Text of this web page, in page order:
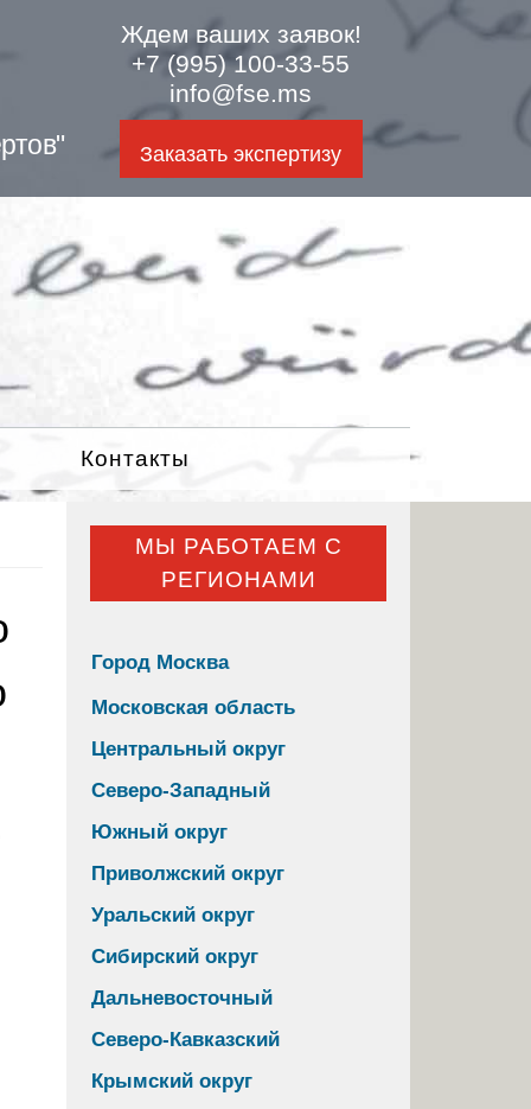
Ждем ваших заявок!
+7 (995) 100-33-55
info@fse.ms
Заказать экспертизу
Контакты
МЫ РАБОТАЕМ С
РЕГИОНАМИ
Город Москва
Московская область
Центральный округ
Северо-Западный
Южный округ
Приволжский округ
Уральский округ
Сибирский округ
Дальневосточный
Северо-Кавказский
Крымский округ